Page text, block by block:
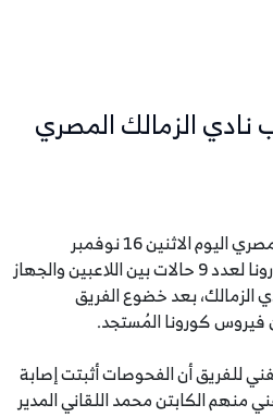
الزمالك المصري
كشف مصدر بنادي الزمالك المصري اليوم الاثنين 16 نوفمبر
2020،عن إيجابية مسحات كورونا لعدد 9 حالات بين اللاعبين والجهاز
الزمالك، بعد خضوع الفريق
كورونا المُستجد.
للفريق أن الفحوصات أثبتت إصابة
منهم الكابتن محمد اللقاني المدير